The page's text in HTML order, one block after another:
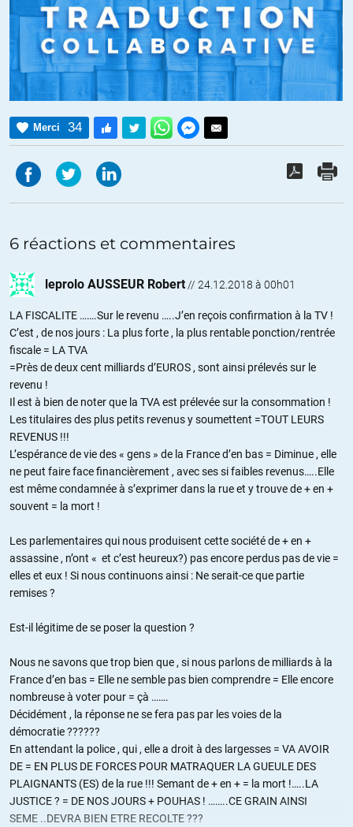
Merci 34
6 réactions et commentaires
leprolo AUSSEUR Robert // 24.12.2018 à 00h01
LA FISCALITE …….Sur le revenu …..J’en reçois confirmation à la TV !
C’est , de nos jours : La plus forte , la plus rentable ponction/rentrée
fiscale = LA TVA
=Près de deux cent milliards d’EUROS , sont ainsi prélevés sur le
revenu !
Il est à bien de noter que la TVA est prélevée sur la consommation !
Les titulaires des plus petits revenus y soumettent =TOUT LEURS
REVENUS !!!
L’espérance de vie des « gens » de la France d’en bas = Diminue , elle
ne peut faire face financièrement , avec ses si faibles revenus…..Elle
est même condamnée à s’exprimer dans la rue et y trouve de + en +
souvent = la mort !
Les parlementaires qui nous produisent cette société de + en +
assassine , n’ont « et c’est heureux?) pas encore perdus pas de vie =
elles et eux ! Si nous continuons ainsi : Ne serait-ce que partie
remises ?
Est-il légitime de se poser la question ?
Nous ne savons que trop bien que , si nous parlons de milliards à la
France d’en bas = Elle ne semble pas bien comprendre = Elle encore
nombreuse à voter pour = çà …….
Décidément , la réponse ne se fera pas par les voies de la
démocratie ??????
En attendant la police , qui , elle a droit à des largesses = VA AVOIR
DE = EN PLUS DE FORCES POUR MATRAQUER LA GUEULE DES
PLAIGNANTS (ES) de la rue !!! Semant de + en + = la mort !…..LA
JUSTICE ? = DE NOS JOURS + POUHAS ! ……..CE GRAIN AINSI
SEME ..DEVRA BIEN ETRE RECOLTE ???